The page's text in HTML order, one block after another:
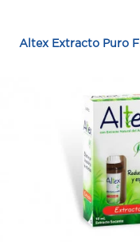
Altex Extracto Puro